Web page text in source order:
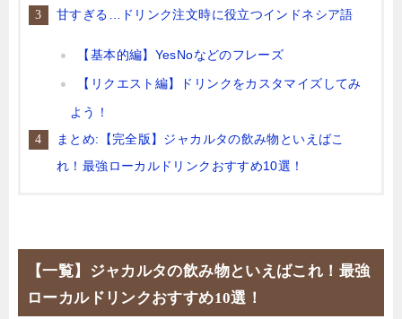
甘すぎる…ドリンク注文時に役立つインドネシア語
【基本的編】YesNoなどのフレーズ
【リクエスト編】ドリンクをカスタマイズしてみ
よう！
まとめ:【完全版】ジャカルタの飲み物といえばこ
れ！最強ローカルドリンクおすすめ10選！
【一覧】ジャカルタの飲み物といえばこれ！最強
ローカルドリンクおすすめ10選！